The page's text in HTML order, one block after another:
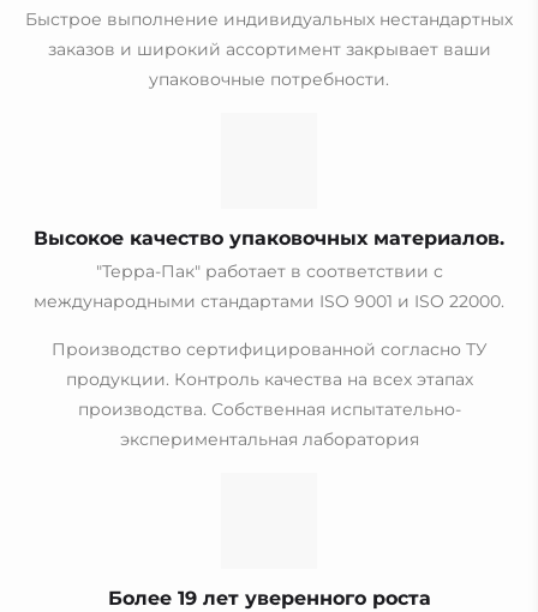
Быстрое выполнение индивидуальных нестандартных
заказов и широкий ассортимент закрывает ваши
упаковочные потребности.
Высокое качество упаковочных материалов.
"Терра-Пак" работает в соответствии с
международными стандартами ISO 9001 и ISO 22000.
Производство сертифицированной согласно ТУ
продукции. Контроль качества на всех этапах
производства. Собственная испытательно-
экспериментальная лаборатория
Более 19 лет уверенного роста